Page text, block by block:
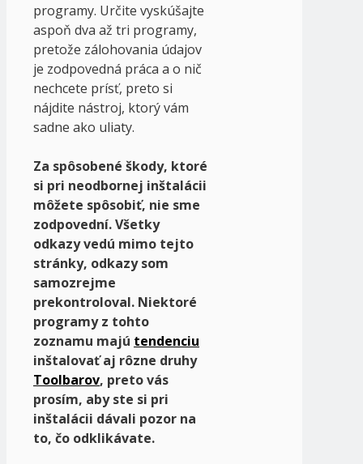
programy. Určite vyskúšajte
aspoň dva až tri programy,
pretože zálohovania údajov
je zodpovedná práca a o nič
nechcete prísť, preto si
nájdite nástroj, ktorý vám
sadne ako uliaty.
Za spôsobené škody, ktoré
si pri neodbornej inštalácii
môžete spôsobiť, nie sme
zodpovední. Všetky
odkazy vedú mimo tejto
stránky, odkazy som
samozrejme
prekontroloval. Niektoré
programy z tohto
zoznamu majú tendenciu
inštalovať aj rôzne druhy
Toolbarov, preto vás
prosím, aby ste si pri
inštalácii dávali pozor na
to, čo odklikávate.